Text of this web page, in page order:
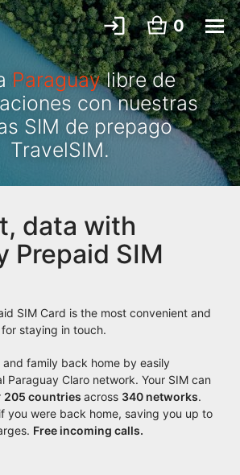
0
Paraguaylibre de
con nuestras
SIM de prepago
TravelSIM.
data with
Prepaid SIM
SIM Card is the most convenient and
staying in touch.
family back home by easily
Paraguay Claro network. Your SIM can
205 countries across 340 networks.
you were back home, saving you up to
Free incoming calls.